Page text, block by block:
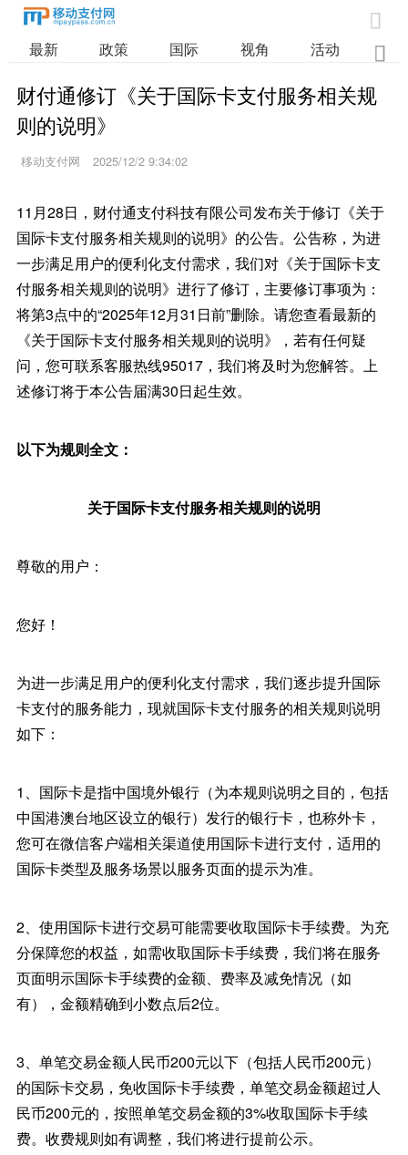

最新 政策 国际 视角 活动 业

财付通修订《关于国际卡支付服务相关规
则的说明》
移动支付网 2025/12/2 9:34:02
11月28日，财付通支付科技有限公司发布关于修订《关于
国际卡支付服务相关规则的说明》的公告。公告称，为进
一步满足用户的便利化支付需求，我们对《关于国际卡支
付服务相关规则的说明》进行了修订，主要修订事项为：
将第3点中的“2025年12月31日前”删除。请您查看最新的
《关于国际卡支付服务相关规则的说明》，若有任何疑
问，您可联系客服热线95017，我们将及时为您解答。上
述修订将于本公告届满30日起生效。
以下为规则全文：
关于国际卡支付服务相关规则的说明
尊敬的用户：
您好！
为进一步满足用户的便利化支付需求，我们逐步提升国际
卡支付的服务能力，现就国际卡支付服务的相关规则说明
如下：
1、国际卡是指中国境外银行（为本规则说明之目的，包括
中国港澳台地区设立的银行）发行的银行卡，也称外卡，
您可在微信客户端相关渠道使用国际卡进行支付，适用的
国际卡类型及服务场景以服务页面的提示为准。
2、使用国际卡进行交易可能需要收取国际卡手续费。为充
分保障您的权益，如需收取国际卡手续费，我们将在服务
页面明示国际卡手续费的金额、费率及减免情况（如
有），金额精确到小数点后2位。
3、单笔交易金额人民币200元以下（包括人民币200元）
的国际卡交易，免收国际卡手续费，单笔交易金额超过人
民币200元的，按照单笔交易金额的3%收取国际卡手续
费。收费规则如有调整，我们将进行提前公示。